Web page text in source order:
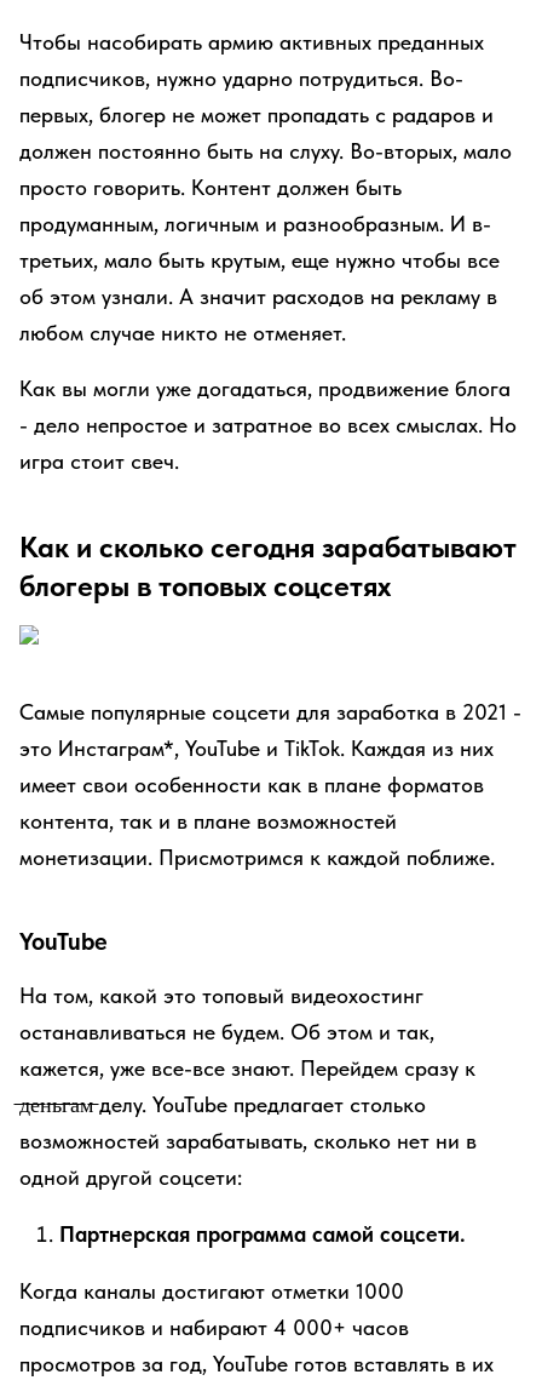
Чтобы насобирать армию активных преданных
подписчиков, нужно ударно потрудиться. Во-
первых, блогер не может пропадать с радаров и
должен постоянно быть на слуху. Во-вторых, мало
просто говорить. Контент должен быть
продуманным, логичным и разнообразным. И в-
третьих, мало быть крутым, еще нужно чтобы все
об этом узнали. А значит расходов на рекламу в
любом случае никто не отменяет.
Как вы могли уже догадаться, продвижение блога
- дело непростое и затратное во всех смыслах. Но
игра стоит свеч.
Как и сколько сегодня зарабатывают
блогеры в топовых соцсетях
Самые популярные соцсети для заработка в 2021 -
это Инстаграм*, YouTube и TikTok. Каждая из них
имеет свои особенности как в плане форматов
контента, так и в плане возможностей
монетизации. Присмотримся к каждой поближе.
YouTube
На том, какой это топовый видеохостинг
останавливаться не будем. Об этом и так,
кажется, уже все-все знают. Перейдем сразу к
̶д̶е̶н̶ь̶г̶а̶м̶ делу. YouTube предлагает столько
возможностей зарабатывать, сколько нет ни в
одной другой соцсети:
Партнерская программа самой соцсети.
Когда каналы достигают отметки 1000
подписчиков и набирают 4 000+ часов
просмотров за год, YouTube готов вставлять в их